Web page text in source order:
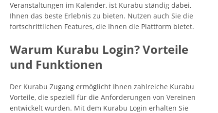
Veranstaltungen im Kalender, ist Kurabu ständig dabei,
Ihnen das beste Erlebnis zu bieten. Nutzen auch Sie die
fortschrittlichen Features, die Ihnen die Plattform bietet.
Warum Kurabu Login? Vorteile
und Funktionen
Der Kurabu Zugang ermöglicht Ihnen zahlreiche Kurabu
Vorteile, die speziell für die Anforderungen von Vereinen
entwickelt wurden. Mit dem Kurabu Login erhalten Sie